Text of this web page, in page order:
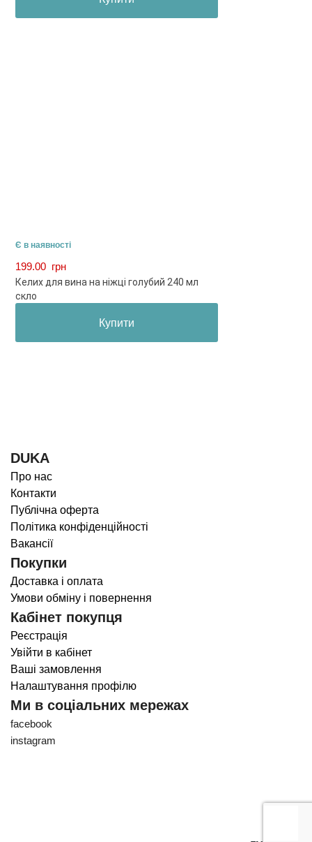
Є в наявності
199.00 грн
Келих для вина на ніжці голубий 240 мл
скло
Купити
DUKA
Про нас
Контакти
Публічна оферта
Політика конфіденційності
Вакансії
Покупки
Доставка і оплата
Умови обміну і повернення
Кабінет покупця
Реєстрація
Увійти в кабінет
Ваші замовлення
Налаштування профілю
Ми в соціальних мережах
facebook
instagram